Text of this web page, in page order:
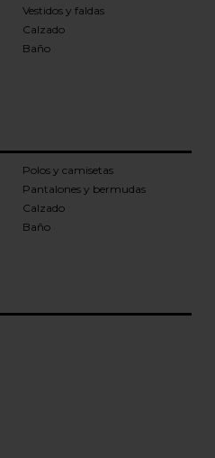
Vestidos y faldas
Calzado
Baño
Polos y camisetas
Pantalones y bermudas
Calzado
Baño